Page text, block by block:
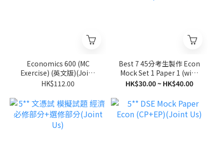
Economics 600 (MC
Exercise) (英文版)(Joint
Us)
HK$112.00
Best 7 45分考生製作 Econ
Mock Set 1 Paper 1 (with
Marking Scheme and Full
HK$30.00 ~ HK$40.00